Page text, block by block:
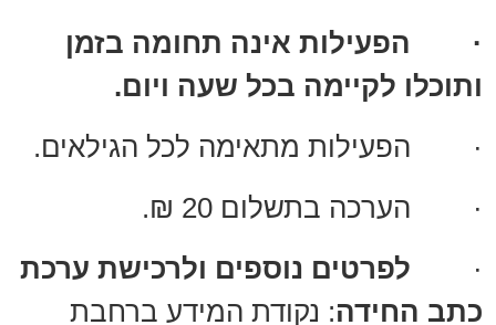
· הפעילות אינה תחומה בזמן
ותוכלו לקיימה בכל שעה ויום.
· הפעילות מתאימה לכל הגילאים.
· הערכה בתשלום 20 ₪.
· לפרטים נוספים ולרכישת ערכת
כתב החידה: נקודת המידע ברחבת